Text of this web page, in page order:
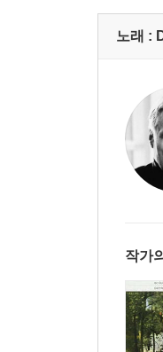
노래 :
작가